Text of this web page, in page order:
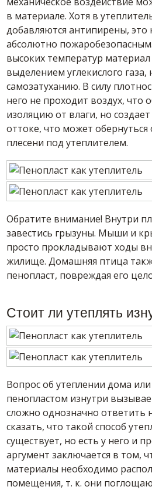
в материале. Хотя в
добавляются антипирены, это
абсолютно
высоких температур материал
выделением углекислого газа,
самозатуханию. В силу
него не проходит воздух, что
изоляцию от влаги, но
оттоке, что может
плесени под утеплителем.
Обратите внимание! Внутри
завестись грызуны. Мыши и
просто прокладывают ходы
жилище. Домашняя птица
пенопласт, повреждая его
Стоит ли утеплять
Вопрос об утеплении дома или
пенопластом изнутри
сложно однозначно ответить
сказать, что такой способ
существует, но есть у него и
аргумент заключается в том,
материалы необходимо
помещения, т. к. они